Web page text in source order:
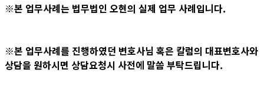
※본 업무사례는 법무법인 오현의 실제 업무 사례입니다.
※본 업무사례를 진행하였던 변호사님 혹은 칼럼의 대표변호사와
상담을 원하시면 상담요청시 사전에 말씀 부탁드립니다.